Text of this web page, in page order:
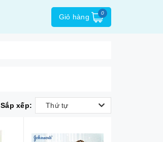
Giỏ hàng 0
Sắp xếp: Thứ tự